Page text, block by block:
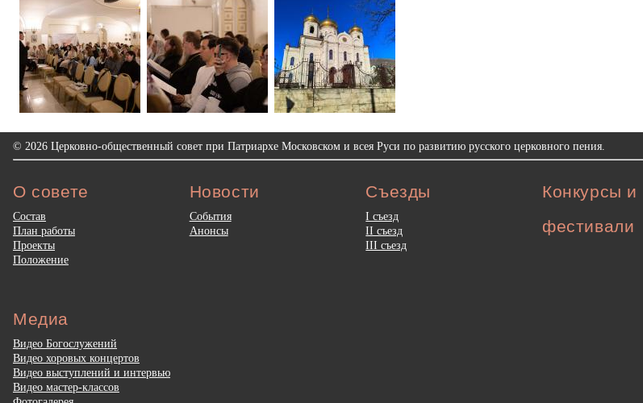
© 2026 Церковно-общественный совет при Патриархе Московском и всея Руси по развитию русского церковного пения.
О совете
Состав
План работы
Проекты
Положение
Новости
События
Анонсы
Съезды
I съезд
II съезд
III съезд
Конкурсы и
фестивали
Медиа
Видео Богослужений
Видео хоровых концертов
Видео выступлений и интервью
Видео мастер-классов